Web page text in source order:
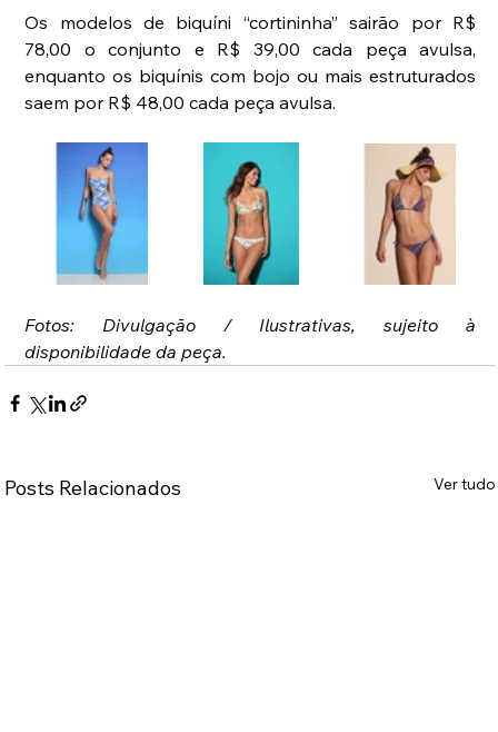
Os modelos de biquíni “cortininha” sairão por R$
78,00 o conjunto e R$ 39,00 cada peça avulsa,
enquanto os biquínis com bojo ou mais estruturados
saem por R$ 48,00 cada peça avulsa.
Fotos: Divulgação / Ilustrativas, sujeito à
disponibilidade da peça.
Posts Relacionados Ver tudo